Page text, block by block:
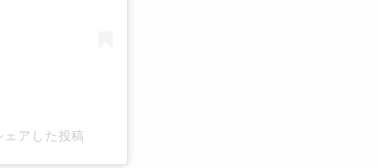
アした投稿